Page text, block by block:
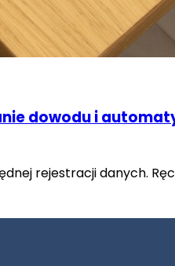
dowodu i
rejestracji danych.